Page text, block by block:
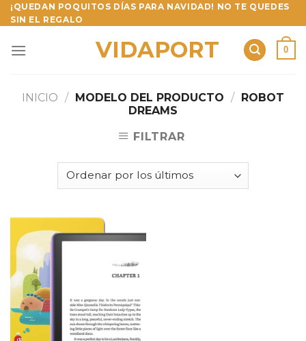
Skip
to
¡QUEDAN POQUITOS DÍAS PARA NAVIDAD! NO TE QUEDES
SIN EL REGALO
VIDAPORT 0
INICIO / MODELO DEL PRODUCTO / ROBOT
DREAMS
FILTRAR